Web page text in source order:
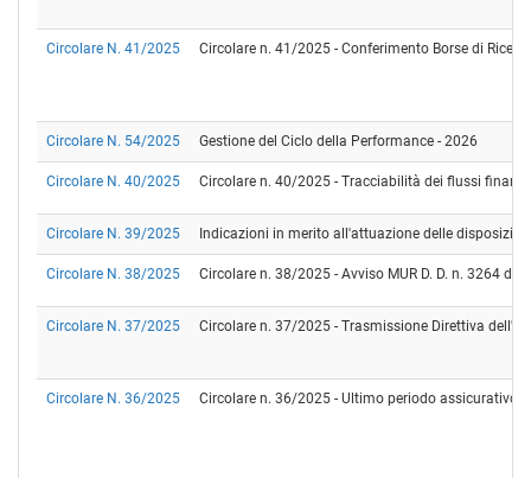
Circolare N. 41/2025 Circolare n. 41/2025 - Conferimento Borse di
Circolare N. 54/2025 Gestione del Ciclo della Performance - 2026
Circolare N. 40/2025 Circolare n. 40/2025 - Tracciabilità dei flussi
Circolare N. 39/2025 Indicazioni in merito all'attuazione delle
Circolare N. 38/2025 Circolare n. 38/2025 - Avviso MUR D. D. n. 3264
Circolare N. 37/2025 Circolare n. 37/2025 - Trasmissione Direttiva
Circolare N. 36/2025 Circolare n. 36/2025 - Ultimo periodo assicurativo